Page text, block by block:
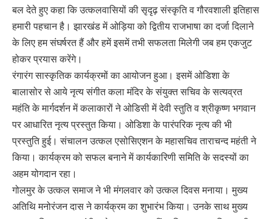
बल देते हुए कहा कि उत्कलवासियों की सृदृढ़ संस्कृति व गौरवशाली इतिहास
हमारी पहचान है। झारखंड में ओड़िया को द्वितीय राजभाषा का दर्जा दिलाने
के लिए हम संघर्षरत हैं और हमें इसमें तभी सफलता मिलेगी जब हम एकजुट
होकर प्रयास करेंगे।
रंगारंग सास्कृतिक कार्यक्रमों का आयोजन हुआ। इसमें ओडिशा के
बालासोर से आये नृत्य संगीत कला मंदिर के संयुक्त सचिव के सत्यव्रत
महंति के मार्गदर्शन में कलाकारों ने ओडिसी में देवी स्तुति व श्रीकृष्ण भगवान
पर आधारित नृत्य प्रस्तुत किया। ओडिशा के पारंपरिक नृत्य की भी
प्रस्तुति हुई। संचालन उत्कल एसोसिएशन के महासचिव ताराचन्द महंती ने
किया। कार्यक्रम को सफल बनाने में कार्यकारिणी समिति के सदस्यों का
अहम योगदान रहा।
गोलमुर के उत्कल समाज ने भी मंगलवार को उत्कल दिवस मनाया। मुख्य
अतिथि मनोरंजन दास ने कार्यक्रम का शुभारंभ किया। उनके साथ मुख्य